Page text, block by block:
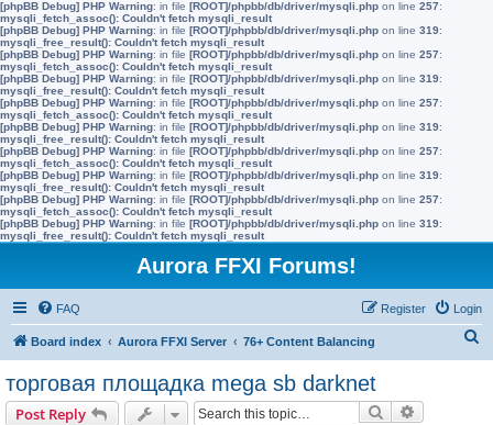
[phpBB Debug] PHP Warning: in file [ROOT]/phpbb/db/driver/mysqli.php on line 257:
mysqli_fetch_assoc(): Couldn't fetch mysqli_result
[phpBB Debug] PHP Warning: in file [ROOT]/phpbb/db/driver/mysqli.php on line 319:
mysqli_free_result(): Couldn't fetch mysqli_result
[phpBB Debug] PHP Warning: in file [ROOT]/phpbb/db/driver/mysqli.php on line 257:
mysqli_fetch_assoc(): Couldn't fetch mysqli_result
[phpBB Debug] PHP Warning: in file [ROOT]/phpbb/db/driver/mysqli.php on line 319:
mysqli_free_result(): Couldn't fetch mysqli_result
[phpBB Debug] PHP Warning: in file [ROOT]/phpbb/db/driver/mysqli.php on line 257:
mysqli_fetch_assoc(): Couldn't fetch mysqli_result
[phpBB Debug] PHP Warning: in file [ROOT]/phpbb/db/driver/mysqli.php on line 319:
mysqli_free_result(): Couldn't fetch mysqli_result
[phpBB Debug] PHP Warning: in file [ROOT]/phpbb/db/driver/mysqli.php on line 257:
mysqli_fetch_assoc(): Couldn't fetch mysqli_result
[phpBB Debug] PHP Warning: in file [ROOT]/phpbb/db/driver/mysqli.php on line 319:
mysqli_free_result(): Couldn't fetch mysqli_result
[phpBB Debug] PHP Warning: in file [ROOT]/phpbb/db/driver/mysqli.php on line 257:
mysqli_fetch_assoc(): Couldn't fetch mysqli_result
[phpBB Debug] PHP Warning: in file [ROOT]/phpbb/db/driver/mysqli.php on line 319:
mysqli_free_result(): Couldn't fetch mysqli_result
Aurora FFXI Forums!
FAQ Login
Register
Board index Aurora FFXI Server 76+ Content Balancing
торговая площадка mega sb darknet
Post Reply Search